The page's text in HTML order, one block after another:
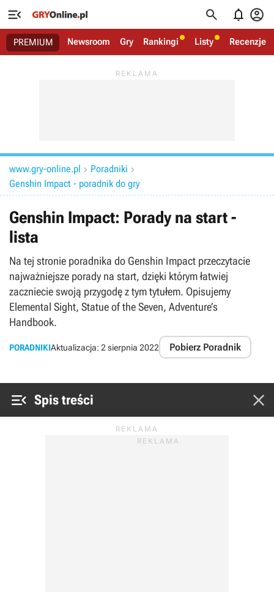
   
PREMIUM Newsroom Gry Rankingi Listy Recenzje
www.gry-online.pl  Poradniki 
Genshin Impact - poradnik do gry
Genshin Impact: Porady na start -
lista
Na tej stronie poradnika do Genshin Impact przeczytacie
najważniejsze porady na start, dzięki którym łatwiej
zaczniecie swoją przygodę z tym tytułem. Opisujemy
Elemental Sight, Statue of the Seven, Adventure’s
Handbook.
PORADNIKIAktualizacja: 2 sierpnia 2022 Pobierz Poradnik
 Spis treści 